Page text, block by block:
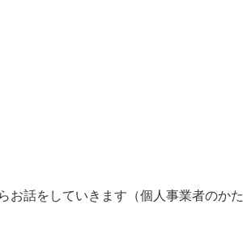
お話をしていきます（個人事業者のかた